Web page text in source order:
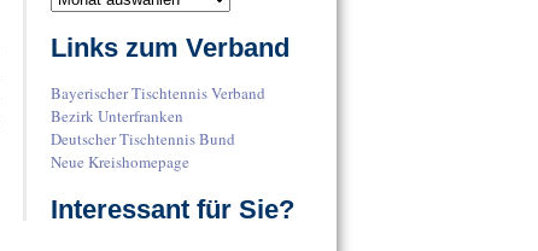
Links zum Verband
Bayerischer Tischtennis Verband
Bezirk Unterfranken
Deutscher Tischtennis Bund
Neue Kreishomepage
Interessant für Sie?